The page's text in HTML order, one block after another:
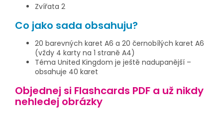
Zvířata 2
Co jako sada obsahuju?
20 barevných karet A6 a 20 černobílých karet A6
(vždy 4 karty na 1 straně A4)
Téma United Kingdom je ještě nadupanější –
obsahuje 40 karet
Objednej si Flashcards PDF a už nikdy
nehledej obrázky